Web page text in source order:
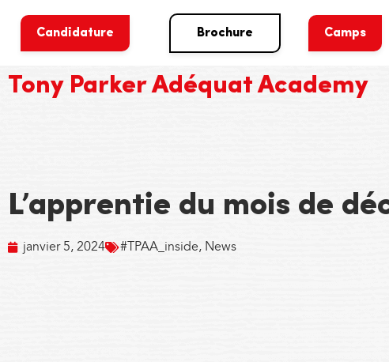
Candidature Brochure Camps
Tony Parker Adéquat Academy
L’apprentie du mois de
janvier 5, 2024 #TPAA_inside, News